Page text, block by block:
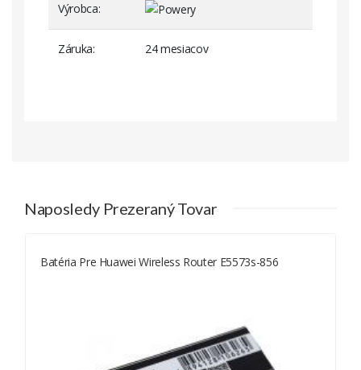
Výrobca
Záruka 24 mesiacov
Huawei Wireless Router E5573S
Huawei Wireless Router E5573s-606
Huawei Wireless Router E5575
Huawei Wireless Router E5575S
Naposledy Prezeraný Tovar
Batéria Pre Huawei Wireless Router E5573s-856